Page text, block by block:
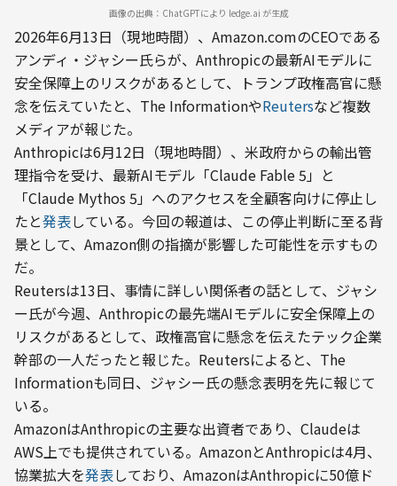
画像の出典：ChatGPTにより ledge.ai が生成
2026年6月13日（現地時間）、Amazon.comのCEOである
アンディ・ジャシー氏らが、Anthropicの最新AIモデルに
安全保障上のリスクがあるとして、トランプ政権高官に懸
念を伝えていたと、The InformationやReutersなど複数
メディアが報じた。
Anthropicは6月12日（現地時間）、米政府からの輸出管
理指令を受け、最新AIモデル「Claude Fable 5」と
「Claude Mythos 5」へのアクセスを全顧客向けに停止し
たと発表している。今回の報道は、この停止判断に至る背
景として、Amazon側の指摘が影響した可能性を示すもの
だ。
Reutersは13日、事情に詳しい関係者の話として、ジャシ
ー氏が今週、Anthropicの最先端AIモデルに安全保障上の
リスクがあるとして、政権高官に懸念を伝えたテック企業
幹部の一人だったと報じた。Reutersによると、The
Informationも同日、ジャシー氏の懸念表明を先に報じて
いる。
AmazonはAnthropicの主要な出資者であり、Claudeは
AWS上でも提供されている。AmazonとAnthropicは4月、
協業拡大を発表しており、AmazonはAnthropicに50億ド